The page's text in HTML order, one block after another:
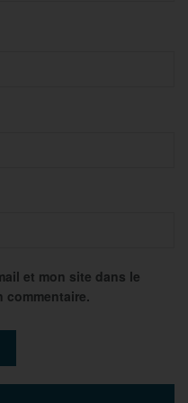
et mon site dans le
commentaire.